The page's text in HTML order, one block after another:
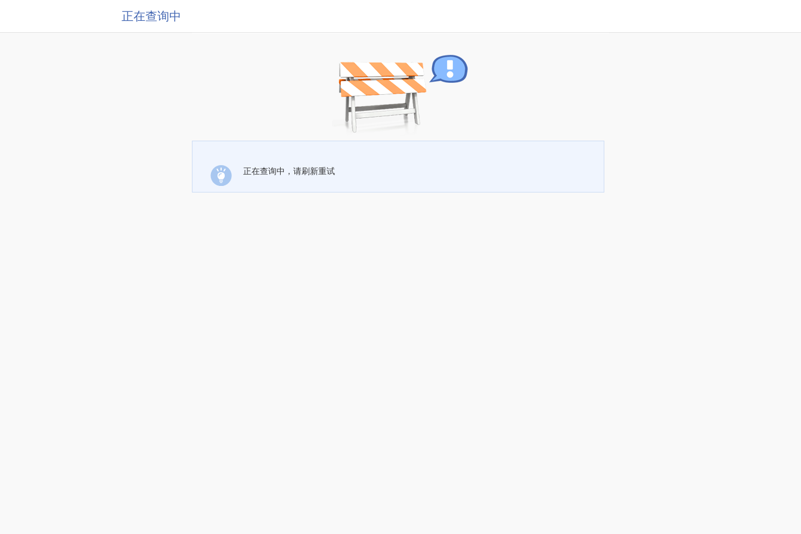
正在查询中
正在查询中，请刷新重试